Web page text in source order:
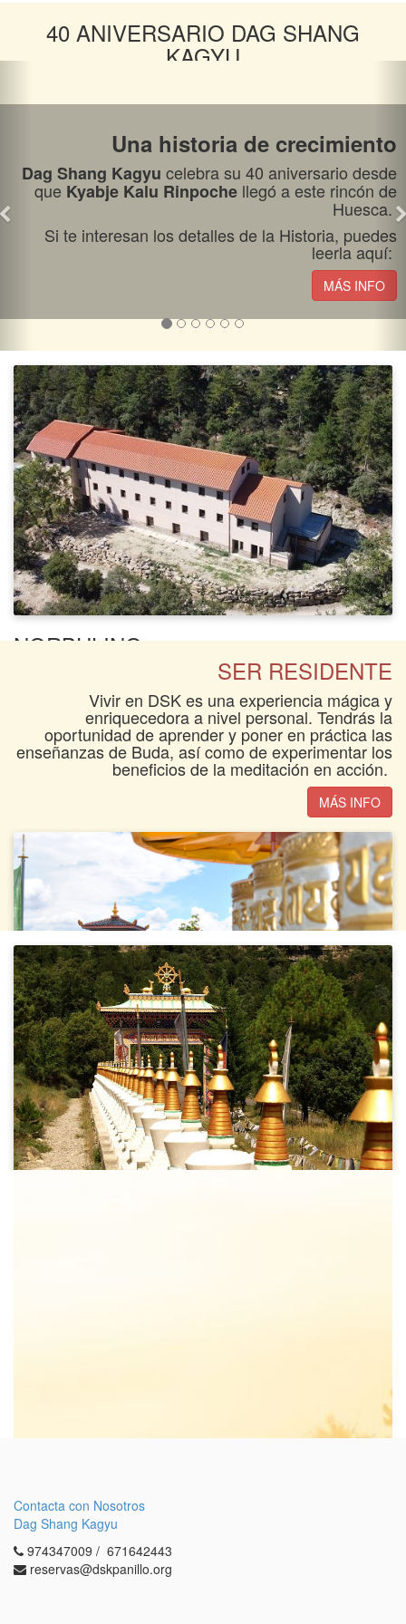
Todos los días excepto miércoles a las 11:30.
Sábados, domingos y festivos a las 11:30 y a las
ambiente tranquilo y silencioso del Centro.
MÁS INFO
40 ANIVERSARIO DAG SHANG
KAGYU
Una historia de crecimiento
Dag Shang Kagyu celebra su 40 aniversario desde
que Kyabje Kalu Rinpoche llegó a este rincón de
Huesca.
Si te interesan los detalles de la Historia, puedes
leerla aquí:
MÁS INFO
NORBULING:
Nuevo albergue para ofrecer más alojamiento y
actividades polivalentes.
MÁS INFO
SER RESIDENTE
Vivir en DSK es una experiencia mágica y
enriquecedora a nivel personal. Tendrás la
oportunidad de aprender y poner en práctica las
enseñanzas de Buda, así como de experimentar los
beneficios de la meditación en acción.
MÁS INFO
Contacta con Nosotros
Dag Shang Kagyu
974347009 / 671642443
reservas@dskpanillo.org